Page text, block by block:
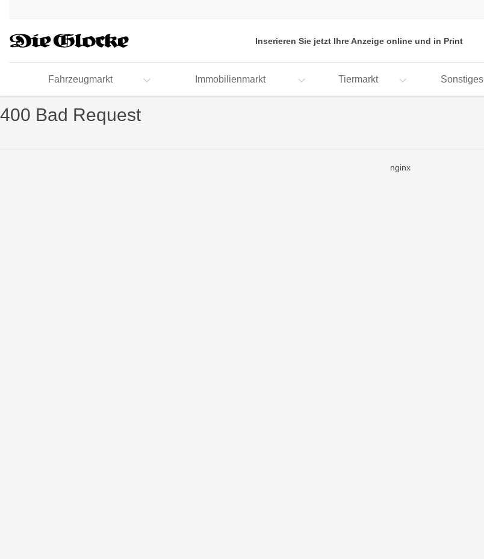
aktivieren
zur
Inserieren Sie jetzt Ihre Anzeige online und in Print
Fahrzeugmarkt Immobilienmarkt Tiermarkt Sonstiges
400 Bad Request
nginx